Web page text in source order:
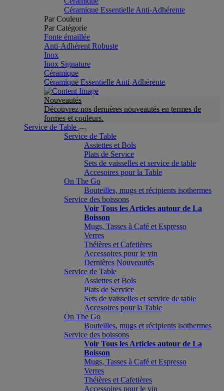
Céramique Essentielle Anti-Adhérente
Par Couleur
Par Catégorie
Fonte émaillée
Anti-Adhérent Robuste
Inox
Inox Signature
Céramique
Céramique Essentielle Anti-Adhérente
Nouveautés
Découvrez nos dernières nouveautés en termes de
formes et couleurs.
Service de Table
Service de Table
Assiettes et Bols
Plats de Service
Sets de vaisselles et service de table
Accesoires pour la Table
On The Go
Bouteilles, mugs et récipients isothermes
Service des boissons
Voir Tous les Articles autour de La
Boisson
Mugs, Tasses à Café et Espresso
Verres
Théières et Cafetières
Accessoires pour le vin
Dernières Nouveautés
Service de Table
Assiettes et Bols
Plats de Service
Sets de vaisselles et service de table
Accesoires pour la Table
On The Go
Bouteilles, mugs et récipients isothermes
Service des boissons
Voir Tous les Articles autour de La
Boisson
Mugs, Tasses à Café et Espresso
Verres
Théières et Cafetières
Accessoires pour le vin